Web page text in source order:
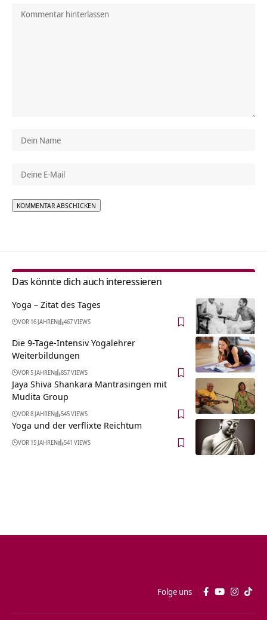
Das könnte dich auch interessieren
Yoga – Zitat des Tages
VOR 16 JAHREN 467 VIEWS
Die 9-Tage-Intensiv Yogalehrer
Weiterbildungen
VOR 5 JAHREN 857 VIEWS
Jaya Shiva Shankara Mantrasingen mit
Mudita Group
VOR 8 JAHREN 545 VIEWS
Yoga und der verflixte Reichtum
VOR 15 JAHREN 541 VIEWS
Folge uns